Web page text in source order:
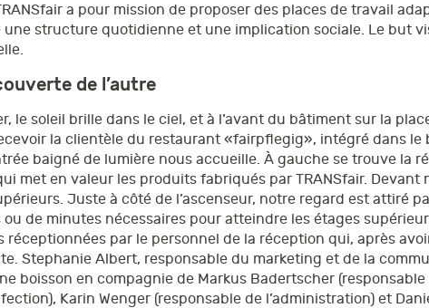
a pour mission de proposer des places de travail
structure quotidienne et une implication sociale. Le but
de l’autre
le soleil brille dans le ciel, et à l’avant du bâtiment sur la
la clientèle du restaurant «fairpflegig», intégré dans le
baigné de lumière nous accueille. À gauche se trouve la
met en valeur les produits fabriqués par TRANSfair. Devant
Juste à côté de l’ascenseur, notre regard est attiré
de minutes nécessaires pour atteindre les étages
réceptionnées par le personnel de la réception qui, après
Stephanie Albert, responsable du marketing et de la
boisson en compagnie de Markus Badertscher
Karin Wenger (responsable de l’administration) et